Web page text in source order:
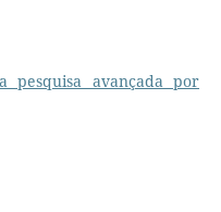
pesquisa avançada por